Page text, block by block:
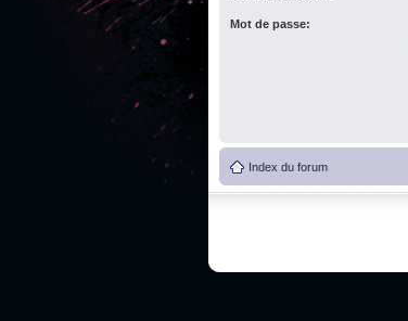
Mot de passe:
Index du forum